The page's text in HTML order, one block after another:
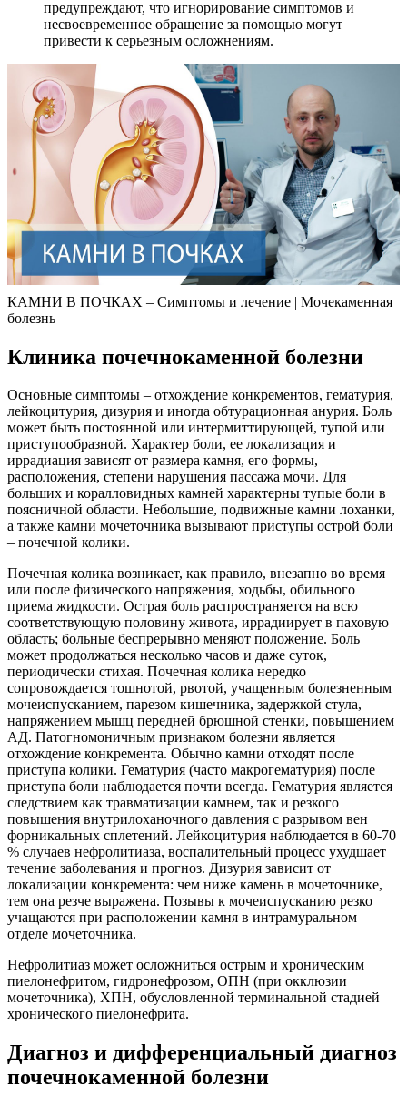
предупреждают, что игнорирование симптомов и
несвоевременное обращение за помощью могут
привести к серьезным осложнениям.
КАМНИ В ПОЧКАХ – Симптомы и лечение | Мочекаменная
болезнь
Клиника почечнокаменной болезни
Основные симптомы – отхождение конкрементов, гематурия,
лейкоцитурия, дизурия и иногда обтурационная анурия. Боль
может быть постоянной или интермиттирующей, тупой или
приступообразной. Характер боли, ее локализация и
иррадиация зависят от размера камня, его формы,
расположения, степени нарушения пассажа мочи. Для
больших и коралловидных камней характерны тупые боли в
поясничной области. Небольшие, подвижные камни лоханки,
а также камни мочеточника вызывают приступы острой боли
– почечной колики.
Почечная колика возникает, как правило, внезапно во время
или после физического напряжения, ходьбы, обильного
приема жидкости. Острая боль распространяется на всю
соответствующую половину живота, иррадиирует в паховую
область; больные беспрерывно меняют положение. Боль
может продолжаться несколько часов и даже суток,
периодически стихая. Почечная колика нередко
сопровождается тошнотой, рвотой, учащенным болезненным
мочеиспусканием, парезом кишечника, задержкой стула,
напряжением мышц передней брюшной стенки, повышением
АД. Патогномоничным признаком болезни является
отхождение конкремента. Обычно камни отходят после
приступа колики. Гематурия (часто макрогематурия) после
приступа боли наблюдается почти всегда. Гематурия является
следствием как травматизации камнем, так и резкого
повышения внутрилоханочного давления с разрывом вен
форникальных сплетений. Лейкоцитурия наблюдается в 60-70
% случаев нефролитиаза, воспалительный процесс ухудшает
течение заболевания и прогноз. Дизурия зависит от
локализации конкремента: чем ниже камень в мочеточнике,
тем она резче выражена. Позывы к мочеиспусканию резко
учащаются при расположении камня в интрамуральном
отделе мочеточника.
Нефролитиаз может осложниться острым и хроническим
пиелонефритом, гидронефрозом, ОПН (при окклюзии
мочеточника), ХПН, обусловленной терминальной стадией
хронического пиелонефрита.
Диагноз и дифференциальный диагноз
почечнокаменной болезни